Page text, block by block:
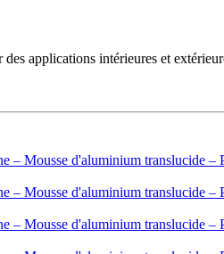
applications intérieures et